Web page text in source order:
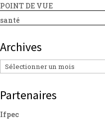
POINT DE VUE
santé
Archives
Archives
Partenaires
Ifpec